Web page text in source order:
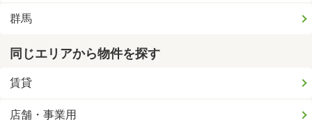
群馬
同じエリアから物件を探す
賃貸
店舗・事業用